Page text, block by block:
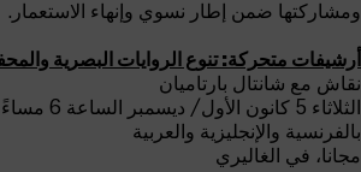
ومشاركتها ضمن إطار نسوي وإنهاء الاستعمار.
أرشيفات متحركة: تنوع الروايات البصرية
نقاش مع شانتال بارتاميان
الثلاثاء 5 كانون الأول/ ديسمبر الساعة 6 مساءً
بالفرنسية والإنجليزية والعربية
مجانا، في الغاليري